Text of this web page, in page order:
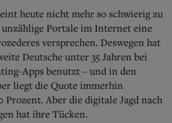
Start
Wer wir sind
Aktuelle Ausgabe
Login
werden
Abo Prämien
Archiv
Bücher
heute nicht mehr so schwierig zu
Portale im Internet eine
versprechen. Deswegen hat
Deutsche unter 35 Jahren bei
Apps benutzt – und in den
liegt die Quote immerhin
Prozent. Aber die digitale Jagd nach
hat ihre Tücken.